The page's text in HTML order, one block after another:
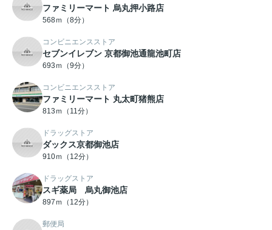
ファミリーマート 烏丸押小路店
568ｍ（8分）
コンビニエンスストア
セブンイレブン 京都御池通龍池町店
693ｍ（9分）
コンビニエンスストア
ファミリーマート 丸太町猪熊店
813ｍ（11分）
ドラッグストア
ダックス京都御池店
910ｍ（12分）
ドラッグストア
スギ薬局 烏丸御池店
897ｍ（12分）
郵便局